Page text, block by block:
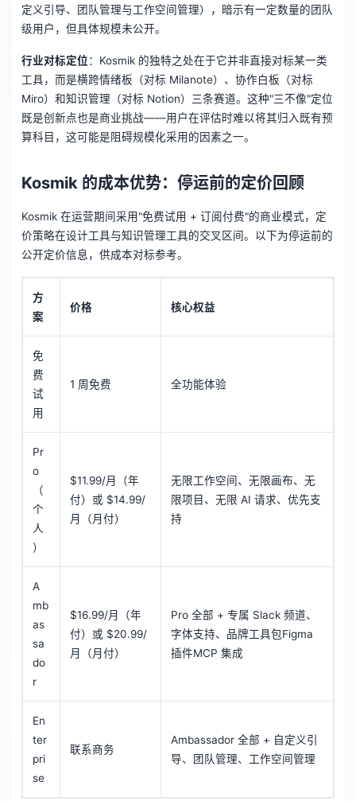
定义引导、团队管理与工作空间管理），暗示有一定数量的团队
级用户，但具体规模未公开。
行业对标定位：Kosmik 的独特之处在于它并非直接对标某一类
工具，而是横跨情绪板（对标 Milanote）、协作白板（对标
Miro）和知识管理（对标 Notion）三条赛道。这种"三不像"定位
既是创新点也是商业挑战——用户在评估时难以将其归入既有预
算科目，这可能是阻碍规模化采用的因素之一。
Kosmik 的成本优势：停运前的定价回顾
Kosmik 在运营期间采用"免费试用 + 订阅付费"的商业模式，定
价策略在设计工具与知识管理工具的交叉区间。以下为停运前的
公开定价信息，供成本对标参考。
方
案
价格 核心权益
免
费
试
用
1 周免费 全功能体验
Pr
o
（
个
人
）
$11.99/月（年
付）或 $14.99/
月（月付）
无限工作空间、无限画布、无
限项目、无限 AI 请求、优先支
持
A
mb
as
sa
do
r
$16.99/月（年
付）或 $20.99/
月（月付）
Pro 全部 + 专属 Slack 频道、
字体支持、品牌工具包Figma
插件MCP 集成
En
ter
pri
se
联系商务
Ambassador 全部 + 自定义引
导、团队管理、工作空间管理